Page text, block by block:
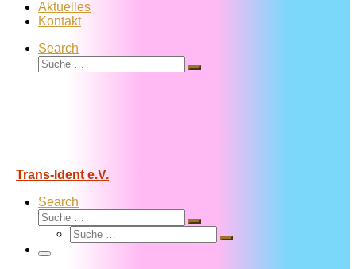
Aktuelles
Kontakt
Search
Suche
Suche
Trans-Ident e.V.
Search
Suche
Suche
Suche
Suche
Menü